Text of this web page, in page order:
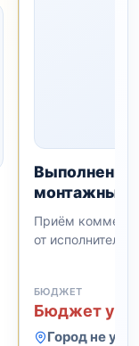
Выполнение
монтажных
Приём
от исполнителей
Бюджет
Город не